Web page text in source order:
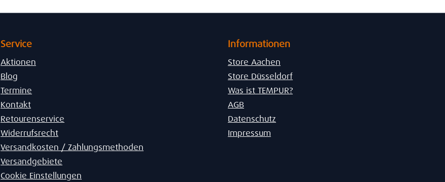
Service
Aktionen
Blog
Termine
Kontakt
Retourenservice
Widerrufsrecht
Versandkosten / Zahlungsmethoden
Versandgebiete
Cookie Einstellungen
Informationen
Store Aachen
Store Düsseldorf
Was ist TEMPUR?
AGB
Datenschutz
Impressum